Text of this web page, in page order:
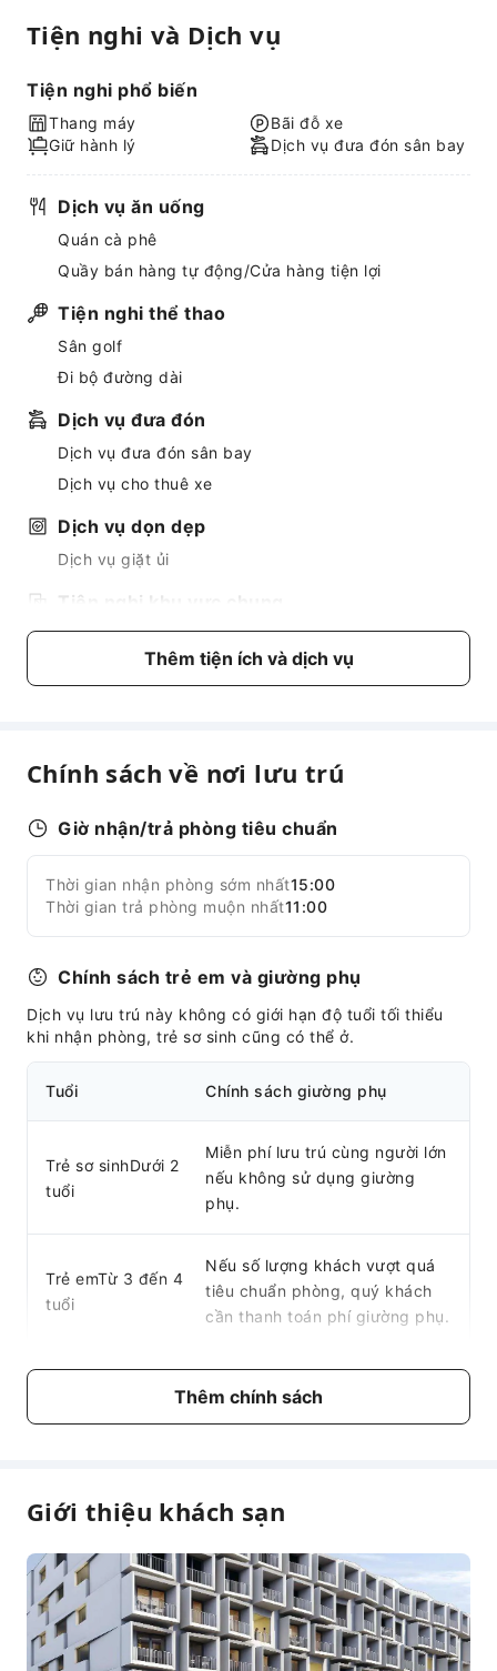
Tiện nghi và Dịch vụ
Tiện nghi phổ biến
Thang máy
Giữ hành lý
Bãi đỗ xe
Dịch vụ đưa đón sân bay
Dịch vụ ăn uống
Quán cà phê
Quầy bán hàng tự động/Cửa hàng tiện lợi
Tiện nghi thể thao
Sân golf
Đi bộ đường dài
Dịch vụ đưa đón
Dịch vụ đưa đón sân bay
Dịch vụ cho thuê xe
Dịch vụ dọn dẹp
Dịch vụ giặt ủi
Tiện nghi khu vực chung
Wi-Fi công cộng
Khu vực hút thuốc
Bãi đỗ xe
Khu vực đậu xe đạp
Truy cập Internet
Dịch vụ quầy lễ tân
Dịch vụ hướng dẫn khách
Giữ hành lý
An toàn và An ninh
Hộp sơ cứu
Bình chữa cháy
Thiết bị báo khói
Cơ sở vật chất hỗ trợ tiếp cận
Cơ sở vật chất hỗ trợ tiếp cận
Mở rộng tất cả
Thêm tiện ích và dịch vụ
Chính sách về nơi lưu trú
Giờ nhận/trả phòng tiêu chuẩn
Thời gian nhận phòng sớm nhất15:00
Thời gian trả phòng muộn nhất11:00
Chính sách trẻ em và giường phụ
Dịch vụ lưu trú này không có giới hạn độ tuổi tối thiểu
khi nhận phòng, trẻ sơ sinh cũng có thể ở.
Tuổi Chính sách giường phụ
Trẻ sơ sinhDưới 2
tuổi
Miễn phí lưu trú cùng người lớn
nếu không sử dụng giường
phụ.
Trẻ emTừ 3 đến 4
tuổi
Nếu số lượng khách vượt quá
tiêu chuẩn phòng, quý khách
cần thanh toán phí giường phụ.
Thông tin chi phí
Chi phí sẽ khác nhau tùy thuộc vào loại phòng, số lượng
Thêm chính sách
Giới thiệu khách sạn